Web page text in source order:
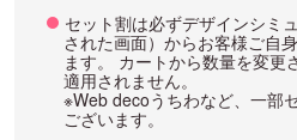
セット割は必ずデザインシミ
された画面）からお客様ご自
ます。 カートから数量を変更
適用されません。
※Web decoうちわなど、一部
ございます。